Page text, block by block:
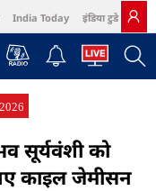
India Today इंडिया टुडे हिंदी
Bazaar Northeast
सूर्यवंशी को
काइल जेमीसन